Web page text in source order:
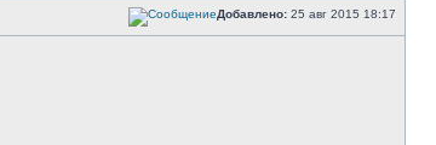
Добавлено: 25 авг 2015 18:17